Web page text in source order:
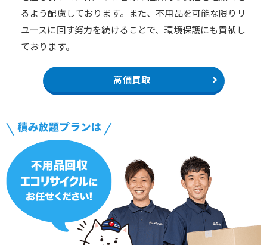
るよう配慮しております。また、不用品を可能な限りリ
ユースに回す努力を続けることで、環境保護にも貢献し
ております。
高価買取